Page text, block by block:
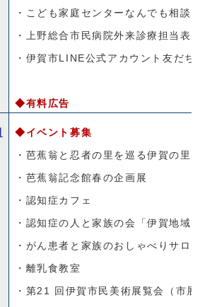
・こども家庭センターなんでも相談
・上野総合市民病院外来診療担当表
・伊賀市LINE公式アカウント友だち
◆有料広告
◆イベント募集
・芭蕉翁と忍者の里を巡る伊賀の里
・芭蕉翁記念館春の企画展
・認知症カフェ
・認知症の人と家族の会「伊賀地域
・がん患者と家族のおしゃべりサロ
・離乳食教室
・第21 回伊賀市民美術展覧会（市